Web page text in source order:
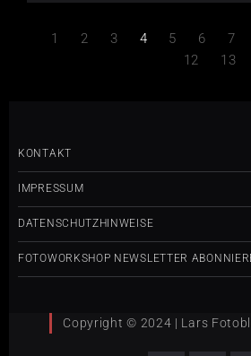
1 2 3 4 5 6 7
12
13
KONTAKT
IMPRESSUM
DATENSCHUTZHINWEISE
FOTOWORKSHOP NEWSLETTER
Copyright © 2024 | Lars